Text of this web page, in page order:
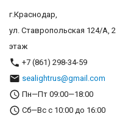
г.Краснодар,
ул. Ставропольская 124/А, 2
этаж
+7 (861) 298-34-59
sealightrus@gmail.com
Пн—Пт 09:00—18:00
Сб—Вс с 10:00 до 16:00